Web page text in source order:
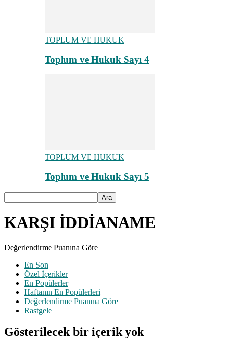
TOPLUM VE HUKUK
Toplum ve Hukuk Sayı 4
TOPLUM VE HUKUK
Toplum ve Hukuk Sayı 5
KARŞI İDDİANAME
Değerlendirme Puanına Göre
En Son
Özel İçerikler
En Popülerler
Haftanın En Popülerleri
Değerlendirme Puanına Göre
Rastgele
Gösterilecek bir içerik yok